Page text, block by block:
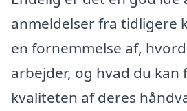
anmeldelser fra tidligere
en fornemmelse af,
arbejder, og hvad du kan
kvaliteten af deres